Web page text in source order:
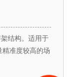
结构。适用于
准度较高的场